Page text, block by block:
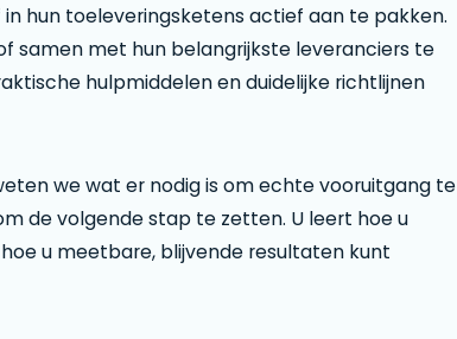
hun toeleveringsketens actief aan te pakken.
samen met hun belangrijkste leveranciers te
hulpmiddelen en duidelijke richtlijnen
we wat er nodig is om echte vooruitgang te
de volgende stap te zetten. U leert hoe u
u meetbare, blijvende resultaten kunt